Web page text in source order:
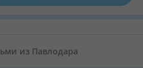
из Павлодара